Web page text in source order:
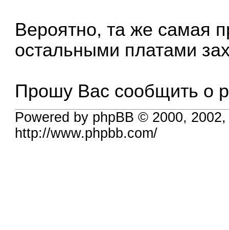
Вероятно, та же самая
остальными платами
Прошу Вас сообщить о
Powered by phpBB © 2000,
http://www.phpbb.com/